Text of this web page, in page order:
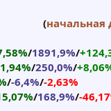
(начальная
/1891,9%/
/250,0%/
/-6,4%/-2,63%
/168,9%/-